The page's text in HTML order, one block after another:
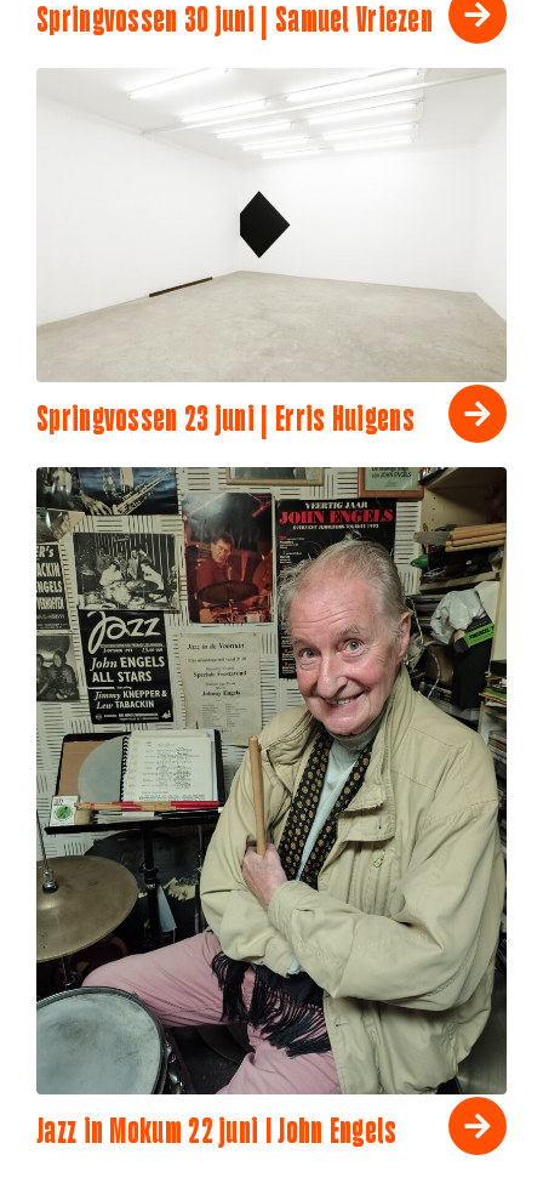
Springvossen 30 juni | Samuel Vriezen
Springvossen 23 juni | Erris Huigens
Jazz in Mokum 22 juni I John Engels